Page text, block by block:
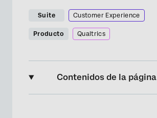
Suite Customer Experience
Producto Qualtrics
Contenidos de la página